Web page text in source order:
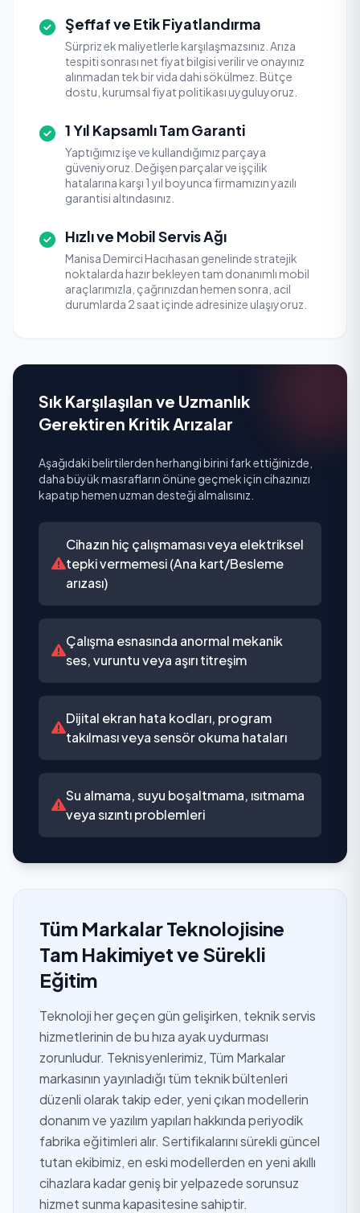
Şeffaf ve Etik Fiyatlandırma
Sürpriz ek maliyetlerle karşılaşmazsınız. Arıza
tespiti sonrası net fiyat bilgisi verilir ve onayınız
alınmadan tek bir vida dahi sökülmez. Bütçe
dostu, kurumsal fiyat politikası uyguluyoruz.
1 Yıl Kapsamlı Tam Garanti
Yaptığımız işe ve kullandığımız parçaya
güveniyoruz. Değişen parçalar ve işçilik
hatalarına karşı 1 yıl boyunca firmamızın yazılı
garantisi altındasınız.
Hızlı ve Mobil Servis Ağı
Manisa Demirci Hacıhasan genelinde stratejik
noktalarda hazır bekleyen tam donanımlı mobil
araçlarımızla, çağrınızdan hemen sonra, acil
durumlarda 2 saat içinde adresinize ulaşıyoruz.
Sık Karşılaşılan ve Uzmanlık
Gerektiren Kritik Arızalar
Aşağıdaki belirtilerden herhangi birini fark ettiğinizde,
daha büyük masrafların önüne geçmek için cihazınızı
kapatıp hemen uzman desteği almalısınız.
Cihazın hiç çalışmaması veya elektriksel
tepki vermemesi (Ana kart/Besleme
arızası)
Çalışma esnasında anormal mekanik
ses, vuruntu veya aşırı titreşim
Dijital ekran hata kodları, program
takılması veya sensör okuma hataları
Su almama, suyu boşaltmama, ısıtmama
veya sızıntı problemleri
Tüm Markalar Teknolojisine
Tam Hakimiyet ve Sürekli
Eğitim
Teknoloji her geçen gün gelişirken, teknik servis
hizmetlerinin de bu hıza ayak uydurması
zorunludur. Teknisyenlerimiz, Tüm Markalar
markasının yayınladığı tüm teknik bültenleri
düzenli olarak takip eder, yeni çıkan modellerin
donanım ve yazılım yapıları hakkında periyodik
fabrika eğitimleri alır. Sertifikalarını sürekli güncel
tutan ekibimiz, en eski modellerden en yeni akıllı
cihazlara kadar geniş bir yelpazede sorunsuz
hizmet sunma kapasitesine sahiptir.